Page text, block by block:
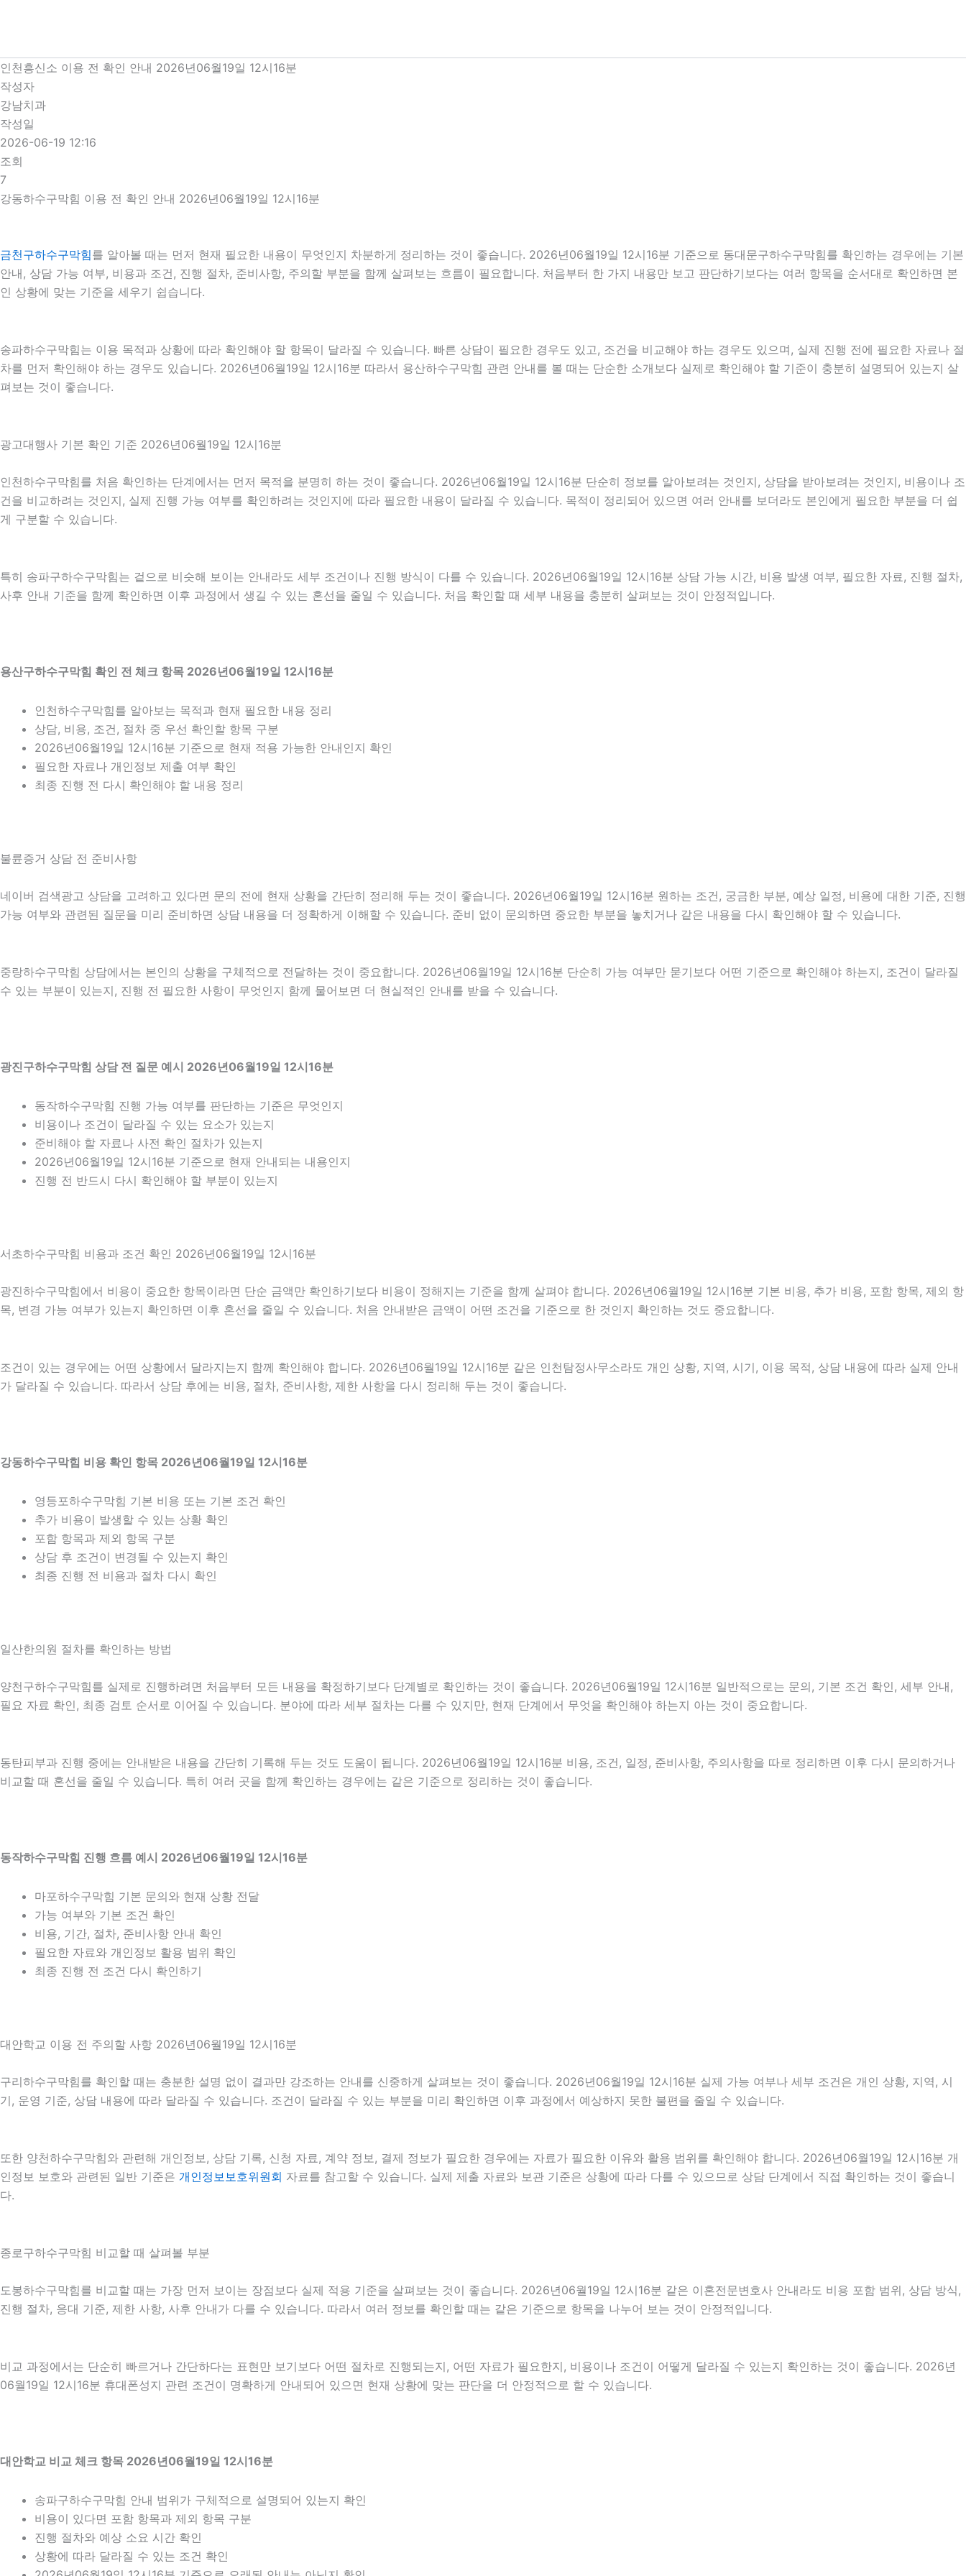
로
건
너
뛰
기
인천흥신소 이용 전 확인 안내 2026년06월19일 12시16분
작성자
강남치과
작성일
2026-06-19 12:16
조회
7
강동하수구막힘 이용 전 확인 안내 2026년06월19일 12시16분
금천구하수구막힘를 알아볼 때는 먼저 현재 필요한 내용이 무엇인지 차분하게 정리하는 것이 좋습니다. 2026년06월19일 12시16분 기준으로 동대문구하수구막힘를 확인하는 경우에는 기본
안내, 상담 가능 여부, 비용과 조건, 진행 절차, 준비사항, 주의할 부분을 함께 살펴보는 흐름이 필요합니다. 처음부터 한 가지 내용만 보고 판단하기보다는 여러 항목을 순서대로 확인하면 본
인 상황에 맞는 기준을 세우기 쉽습니다.
송파하수구막힘는 이용 목적과 상황에 따라 확인해야 할 항목이 달라질 수 있습니다. 빠른 상담이 필요한 경우도 있고, 조건을 비교해야 하는 경우도 있으며, 실제 진행 전에 필요한 자료나 절
차를 먼저 확인해야 하는 경우도 있습니다. 2026년06월19일 12시16분 따라서 용산하수구막힘 관련 안내를 볼 때는 단순한 소개보다 실제로 확인해야 할 기준이 충분히 설명되어 있는지 살
펴보는 것이 좋습니다.
광고대행사 기본 확인 기준 2026년06월19일 12시16분
인천하수구막힘를 처음 확인하는 단계에서는 먼저 목적을 분명히 하는 것이 좋습니다. 2026년06월19일 12시16분 단순히 정보를 알아보려는 것인지, 상담을 받아보려는 것인지, 비용이나 조
건을 비교하려는 것인지, 실제 진행 가능 여부를 확인하려는 것인지에 따라 필요한 내용이 달라질 수 있습니다. 목적이 정리되어 있으면 여러 안내를 보더라도 본인에게 필요한 부분을 더 쉽
게 구분할 수 있습니다.
특히 송파구하수구막힘는 겉으로 비슷해 보이는 안내라도 세부 조건이나 진행 방식이 다를 수 있습니다. 2026년06월19일 12시16분 상담 가능 시간, 비용 발생 여부, 필요한 자료, 진행 절차,
사후 안내 기준을 함께 확인하면 이후 과정에서 생길 수 있는 혼선을 줄일 수 있습니다. 처음 확인할 때 세부 내용을 충분히 살펴보는 것이 안정적입니다.
용산구하수구막힘 확인 전 체크 항목 2026년06월19일 12시16분
인천하수구막힘를 알아보는 목적과 현재 필요한 내용 정리
상담, 비용, 조건, 절차 중 우선 확인할 항목 구분
2026년06월19일 12시16분 기준으로 현재 적용 가능한 안내인지 확인
필요한 자료나 개인정보 제출 여부 확인
최종 진행 전 다시 확인해야 할 내용 정리
불륜증거 상담 전 준비사항
네이버 검색광고 상담을 고려하고 있다면 문의 전에 현재 상황을 간단히 정리해 두는 것이 좋습니다. 2026년06월19일 12시16분 원하는 조건, 궁금한 부분, 예상 일정, 비용에 대한 기준, 진행
가능 여부와 관련된 질문을 미리 준비하면 상담 내용을 더 정확하게 이해할 수 있습니다. 준비 없이 문의하면 중요한 부분을 놓치거나 같은 내용을 다시 확인해야 할 수 있습니다.
중랑하수구막힘 상담에서는 본인의 상황을 구체적으로 전달하는 것이 중요합니다. 2026년06월19일 12시16분 단순히 가능 여부만 묻기보다 어떤 기준으로 확인해야 하는지, 조건이 달라질
수 있는 부분이 있는지, 진행 전 필요한 사항이 무엇인지 함께 물어보면 더 현실적인 안내를 받을 수 있습니다.
광진구하수구막힘 상담 전 질문 예시 2026년06월19일 12시16분
동작하수구막힘 진행 가능 여부를 판단하는 기준은 무엇인지
비용이나 조건이 달라질 수 있는 요소가 있는지
준비해야 할 자료나 사전 확인 절차가 있는지
2026년06월19일 12시16분 기준으로 현재 안내되는 내용인지
진행 전 반드시 다시 확인해야 할 부분이 있는지
서초하수구막힘 비용과 조건 확인 2026년06월19일 12시16분
광진하수구막힘에서 비용이 중요한 항목이라면 단순 금액만 확인하기보다 비용이 정해지는 기준을 함께 살펴야 합니다. 2026년06월19일 12시16분 기본 비용, 추가 비용, 포함 항목, 제외 항
목, 변경 가능 여부가 있는지 확인하면 이후 혼선을 줄일 수 있습니다. 처음 안내받은 금액이 어떤 조건을 기준으로 한 것인지 확인하는 것도 중요합니다.
조건이 있는 경우에는 어떤 상황에서 달라지는지 함께 확인해야 합니다. 2026년06월19일 12시16분 같은 인천탐정사무소라도 개인 상황, 지역, 시기, 이용 목적, 상담 내용에 따라 실제 안내
가 달라질 수 있습니다. 따라서 상담 후에는 비용, 절차, 준비사항, 제한 사항을 다시 정리해 두는 것이 좋습니다.
강동하수구막힘 비용 확인 항목 2026년06월19일 12시16분
영등포하수구막힘 기본 비용 또는 기본 조건 확인
추가 비용이 발생할 수 있는 상황 확인
포함 항목과 제외 항목 구분
상담 후 조건이 변경될 수 있는지 확인
최종 진행 전 비용과 절차 다시 확인
일산한의원 절차를 확인하는 방법
양천구하수구막힘를 실제로 진행하려면 처음부터 모든 내용을 확정하기보다 단계별로 확인하는 것이 좋습니다. 2026년06월19일 12시16분 일반적으로는 문의, 기본 조건 확인, 세부 안내,
필요 자료 확인, 최종 검토 순서로 이어질 수 있습니다. 분야에 따라 세부 절차는 다를 수 있지만, 현재 단계에서 무엇을 확인해야 하는지 아는 것이 중요합니다.
동탄피부과 진행 중에는 안내받은 내용을 간단히 기록해 두는 것도 도움이 됩니다. 2026년06월19일 12시16분 비용, 조건, 일정, 준비사항, 주의사항을 따로 정리하면 이후 다시 문의하거나
비교할 때 혼선을 줄일 수 있습니다. 특히 여러 곳을 함께 확인하는 경우에는 같은 기준으로 정리하는 것이 좋습니다.
동작하수구막힘 진행 흐름 예시 2026년06월19일 12시16분
마포하수구막힘 기본 문의와 현재 상황 전달
가능 여부와 기본 조건 확인
비용, 기간, 절차, 준비사항 안내 확인
필요한 자료와 개인정보 활용 범위 확인
최종 진행 전 조건 다시 확인하기
대안학교 이용 전 주의할 사항 2026년06월19일 12시16분
구리하수구막힘를 확인할 때는 충분한 설명 없이 결과만 강조하는 안내를 신중하게 살펴보는 것이 좋습니다. 2026년06월19일 12시16분 실제 가능 여부나 세부 조건은 개인 상황, 지역, 시
기, 운영 기준, 상담 내용에 따라 달라질 수 있습니다. 조건이 달라질 수 있는 부분을 미리 확인하면 이후 과정에서 예상하지 못한 불편을 줄일 수 있습니다.
또한 양천하수구막힘와 관련해 개인정보, 상담 기록, 신청 자료, 계약 정보, 결제 정보가 필요한 경우에는 자료가 필요한 이유와 활용 범위를 확인해야 합니다. 2026년06월19일 12시16분 개
인정보 보호와 관련된 일반 기준은 개인정보보호위원회 자료를 참고할 수 있습니다. 실제 제출 자료와 보관 기준은 상황에 따라 다를 수 있으므로 상담 단계에서 직접 확인하는 것이 좋습니
다.
종로구하수구막힘 비교할 때 살펴볼 부분
도봉하수구막힘를 비교할 때는 가장 먼저 보이는 장점보다 실제 적용 기준을 살펴보는 것이 좋습니다. 2026년06월19일 12시16분 같은 이혼전문변호사 안내라도 비용 포함 범위, 상담 방식,
진행 절차, 응대 기준, 제한 사항, 사후 안내가 다를 수 있습니다. 따라서 여러 정보를 확인할 때는 같은 기준으로 항목을 나누어 보는 것이 안정적입니다.
비교 과정에서는 단순히 빠르거나 간단하다는 표현만 보기보다 어떤 절차로 진행되는지, 어떤 자료가 필요한지, 비용이나 조건이 어떻게 달라질 수 있는지 확인하는 것이 좋습니다. 2026년
06월19일 12시16분 휴대폰성지 관련 조건이 명확하게 안내되어 있으면 현재 상황에 맞는 판단을 더 안정적으로 할 수 있습니다.
대안학교 비교 체크 항목 2026년06월19일 12시16분
송파구하수구막힘 안내 범위가 구체적으로 설명되어 있는지 확인
비용이 있다면 포함 항목과 제외 항목 구분
진행 절차와 예상 소요 시간 확인
상황에 따라 달라질 수 있는 조건 확인